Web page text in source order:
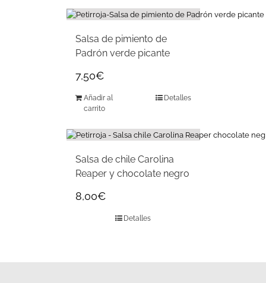
Salsa de pimiento de
Padrón verde picante
7,50€
Añadir al
carrito
Detalles
Salsa de chile Carolina
Reaper y chocolate negro
8,00€
Detalles